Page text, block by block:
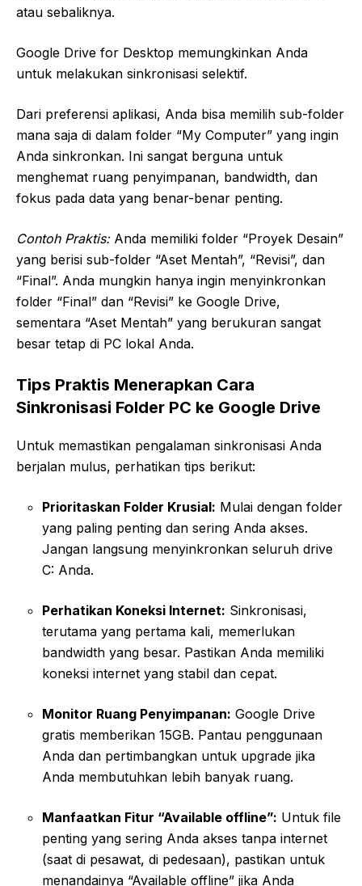
atau sebaliknya.
Google Drive for Desktop memungkinkan Anda
untuk melakukan sinkronisasi selektif.
Dari preferensi aplikasi, Anda bisa memilih sub-folder
mana saja di dalam folder “My Computer” yang ingin
Anda sinkronkan. Ini sangat berguna untuk
menghemat ruang penyimpanan, bandwidth, dan
fokus pada data yang benar-benar penting.
Contoh Praktis:Anda memiliki folder “Proyek Desain”
yang berisi sub-folder “Aset Mentah”, “Revisi”, dan
“Final”. Anda mungkin hanya ingin menyinkronkan
folder “Final” dan “Revisi” ke Google Drive,
sementara “Aset Mentah” yang berukuran sangat
besar tetap di PC lokal Anda.
Tips Praktis Menerapkan Cara
Sinkronisasi Folder PC ke Google Drive
Untuk memastikan pengalaman sinkronisasi Anda
berjalan mulus, perhatikan tips berikut:
Prioritaskan Folder Krusial: Mulai dengan folder
yang paling penting dan sering Anda akses.
Jangan langsung menyinkronkan seluruh drive
C: Anda.
Perhatikan Koneksi Internet: Sinkronisasi,
terutama yang pertama kali, memerlukan
bandwidth yang besar. Pastikan Anda memiliki
koneksi internet yang stabil dan cepat.
Monitor Ruang Penyimpanan: Google Drive
gratis memberikan 15GB. Pantau penggunaan
Anda dan pertimbangkan untuk upgrade jika
Anda membutuhkan lebih banyak ruang.
Manfaatkan Fitur “Available offline”: Untuk file
penting yang sering Anda akses tanpa internet
(saat di pesawat, di pedesaan), pastikan untuk
menandainya “Available offline” jika Anda